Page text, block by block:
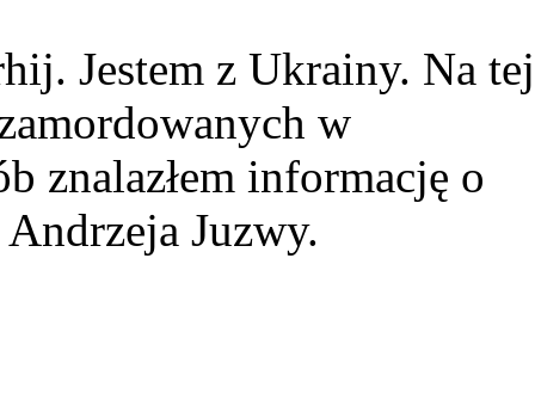
Jestem z Ukrainy. Na tej
w
znalazłem informację o
Juzwy.